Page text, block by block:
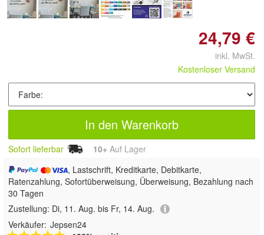
24,79 €
inkl. MwSt.
Kostenloser Versand
In den Warenkorb
Sofort lieferbar 10+ Auf Lager
, Lastschrift, Kreditkarte, Debitkarte,
Ratenzahlung, Sofortüberweisung, Überweisung, Bezahlung nach
30 Tagen
Zustellung: Di, 11. Aug. bis Fr, 14. Aug.
Verkäufer: Jepsen24